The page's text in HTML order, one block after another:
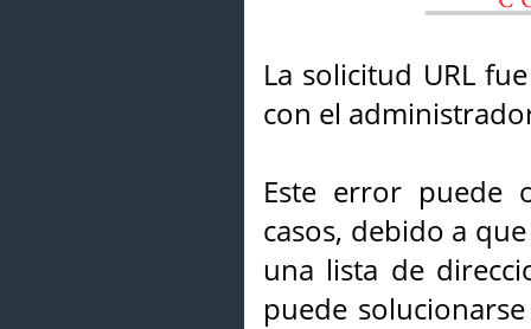
La solicitud URL
con el
Este error puede
casos, debido a
una lista de
puede